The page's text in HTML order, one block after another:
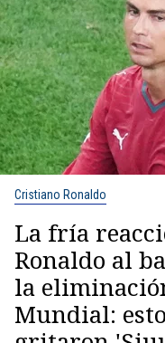
Cristiano Ronaldo
La fría
Ronaldo al
la
Mundial: